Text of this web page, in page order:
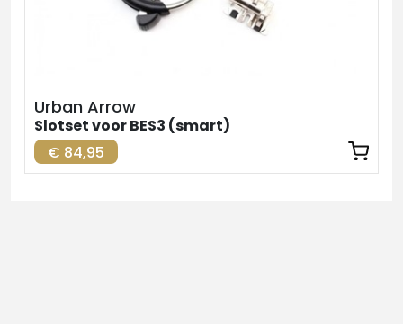
Urban Arrow
Slotset voor BES3 (smart)
€ 84,95